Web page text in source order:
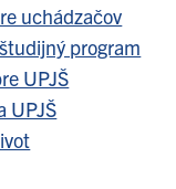
uchádzačov
program
UPJŠ
UPJŠ